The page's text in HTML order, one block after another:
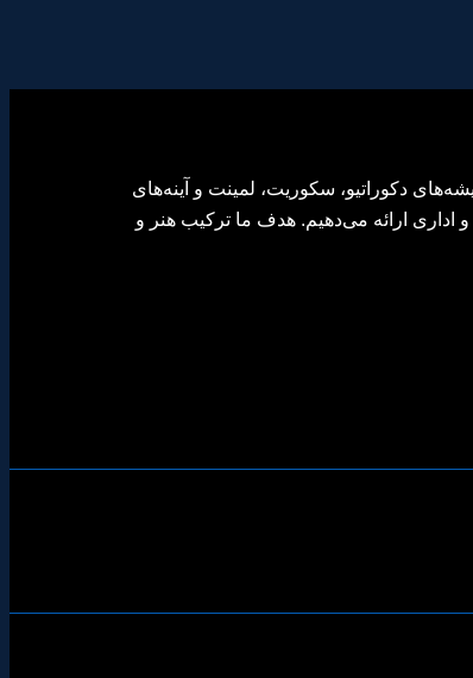
دکوراتیو، سکوریت، لمینت و آینه‌های
اداری ارائه می‌دهیم. هدف ما ترکیب هنر و